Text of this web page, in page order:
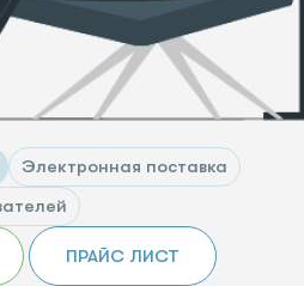
Электронная поставка
ПРАЙС ЛИСТ